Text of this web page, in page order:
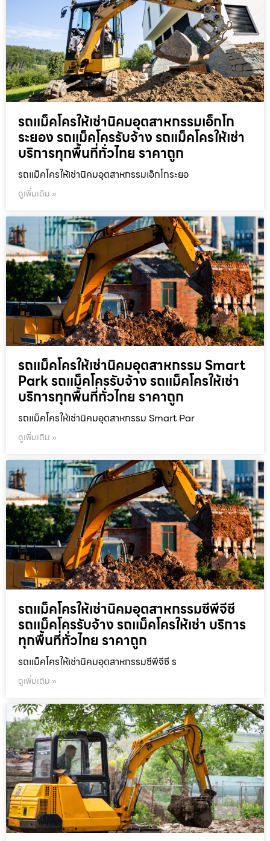
รถแม็คโครให้เช่านิคมอุตสาหกรรมเอ็กโก
ระยอง รถแม็คโครรับจ้าง รถแม็คโครให้เช่า
บริการทุกพื้นที่ทั่วไทย ราคาถูก
รถแม็คโครให้เช่านิคมอุตสาหกรรมเอ็กโกระยอ
ดูเพิ่มเติม »
รถแม็คโครให้เช่านิคมอุตสาหกรรม Smart
Park รถแม็คโครรับจ้าง รถแม็คโครให้เช่า
บริการทุกพื้นที่ทั่วไทย ราคาถูก
รถแม็คโครให้เช่านิคมอุตสาหกรรม Smart Par
ดูเพิ่มเติม »
รถแม็คโครให้เช่านิคมอุตสาหกรรมซีพีจีซี
รถแม็คโครรับจ้าง รถแม็คโครให้เช่า บริการ
ทุกพื้นที่ทั่วไทย ราคาถูก
รถแม็คโครให้เช่านิคมอุตสาหกรรมซีพีจีซี ร
ดูเพิ่มเติม »